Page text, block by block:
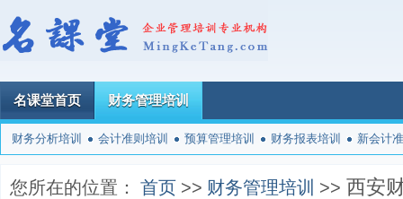
名课堂首页 财务管理培训
财务分析培训 会计准则培训 预算管理培训 财务报表培训 新会计
您所在的位置： 首页 >> 财务管理培训 >> 西安